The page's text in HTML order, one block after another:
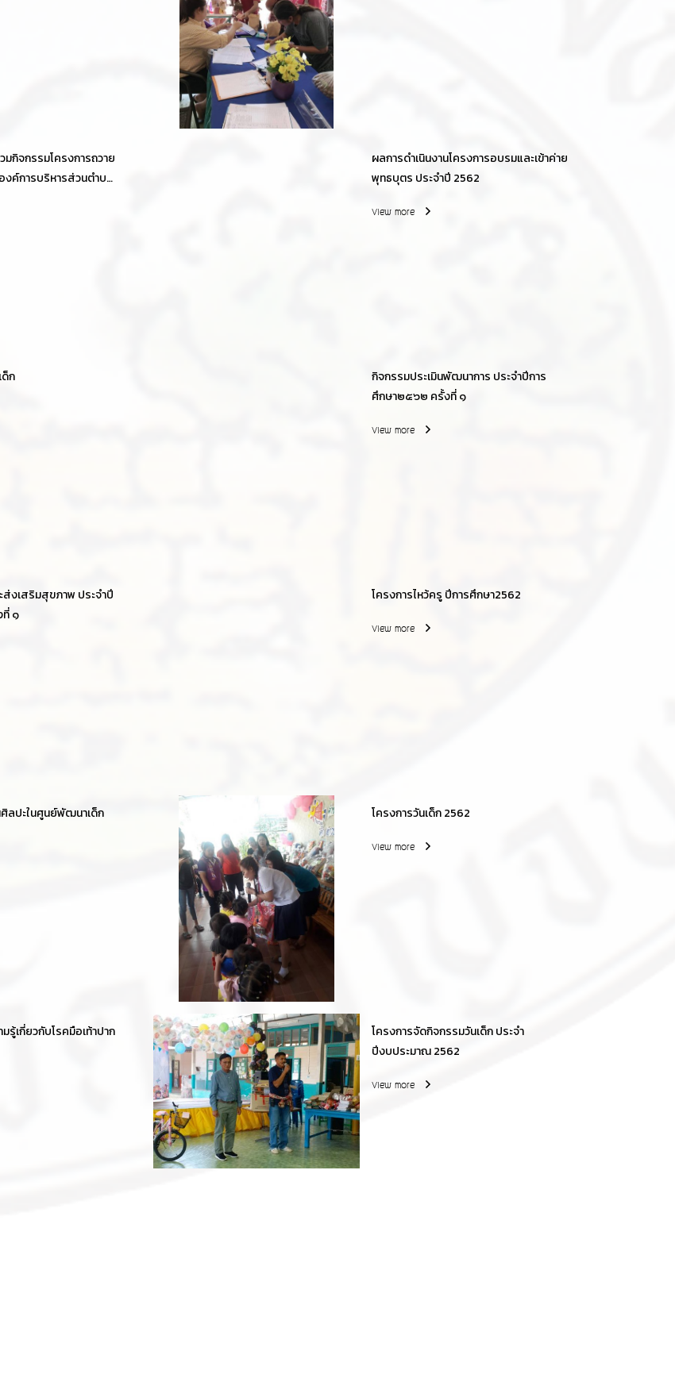
มกิจกรรมโครงการถวาย
งค์การบริหารส่วนตำบล
ผลการดำเนินงานโครงการอบรมและเข้าค่าย
พุทธบุตร ประจำปี 2562
View more
ด็ก
กิจกรรมประเมินพัฒนาการ ประจำปีการ
ศึกษา๒๕๖๒ ครั้งที่ ๑
View more
ส่งเสริมสุขภาพ ประจำปี
๑
โครงการไหว้ครู ปีการศึกษา2562
View more
ลปะในศูนย์พัฒนาเด็ก
โครงการวันเด็ก 2562
View more
รู้เกี่ยวกับโรคมือเท้าปาก
โครงการจัดกิจกรรมวันเด็ก ประจำ
ปีงบประมาณ 2562
View more